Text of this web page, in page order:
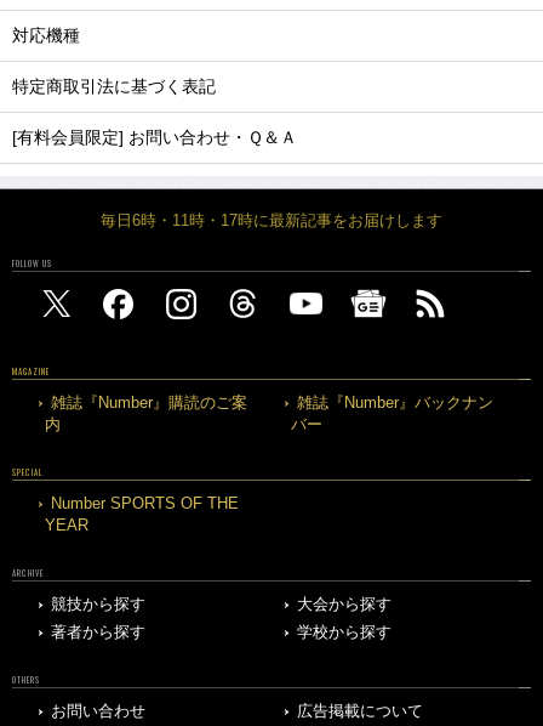
対応機種
特定商取引法に基づく表記
[有料会員限定] お問い合わせ・Ｑ＆Ａ
毎日6時・11時・17時に最新記事をお届けします
FOLLOW US
MAGAZINE
雑誌『Number』購読のご案
内
雑誌『Number』バックナン
バー
SPECIAL
Number SPORTS OF THE
YEAR
ARCHIVE
競技から探す
大会から探す
著者から探す
学校から探す
OTHERS
お問い合わせ 広告掲載について